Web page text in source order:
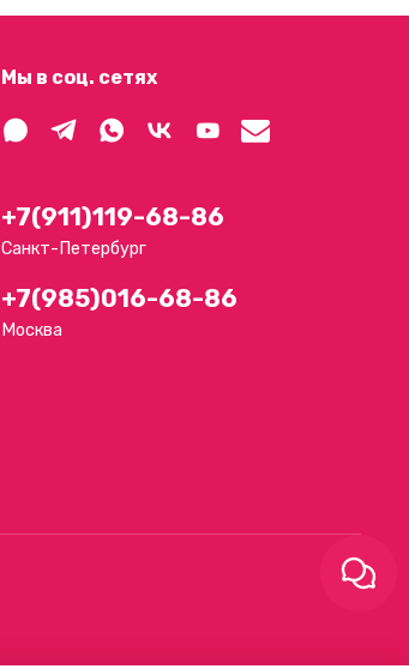
Мы в соц. сетях
+7(911)119-68-86
Санкт-Петербург
+7(985)016-68-86
Москва